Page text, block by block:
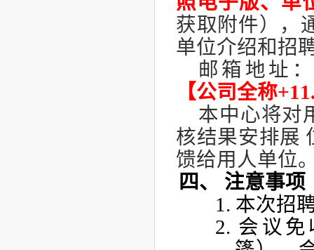
获取附件），
单位介绍和招
邮箱地址
【公司全称
本中心将对
核结果安排展
馈给用人单位
四、 注意事项
1. 本次招
2. 会议